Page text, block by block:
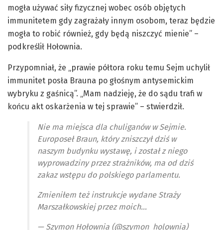
mogła używać siły fizycznej wobec osób objętych
immunitetem gdy zagrażały innym osobom, teraz będzie
mogła to robić również, gdy będą niszczyć mienie” –
podkreślił Hołownia.
Przypomniał, że „prawie półtora roku temu Sejm uchylił
immunitet posła Brauna po głośnym antysemickim
wybryku z gaśnicą”. „Mam nadzieję, że do sądu trafi w
końcu akt oskarżenia w tej sprawie” – stwierdził.
Nie ma miejsca dla chuliganów w Sejmie.
Europoseł Braun, który zniszczył dziś w
naszym budynku wystawę, i został z niego
wyprowadziny przez strażników, ma od dziś
zakaz wstępu do polskiego parlamentu.
Zmieniłem też instrukcje wydane Straży
Marszałkowskiej przez moich…
— Szymon Hołownia (@szymon_holownia)